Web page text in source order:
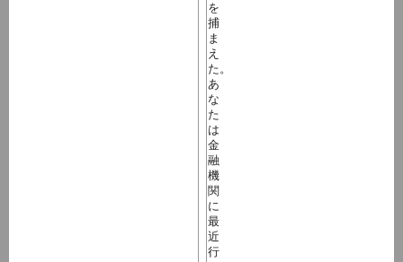
を
捕
ま
え
た。
あ
な
た
は
金
融
機
関
に
最
近
行